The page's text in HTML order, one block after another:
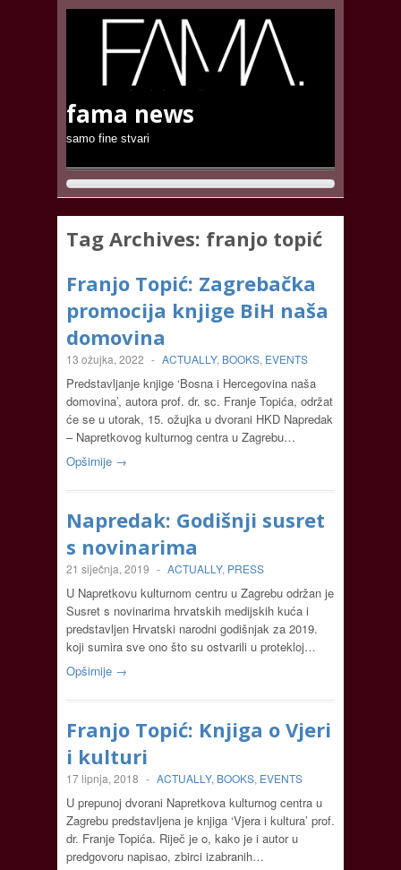
fama news
samo fine stvari
Tag Archives: franjo topić
Franjo Topić: Zagrebačka
promocija knjige BiH naša
domovina
13 ožujka, 2022 - ACTUALLY, BOOKS, EVENTS
Predstavljanje knjige ‘Bosna i Hercegovina naša
domovina’, autora prof. dr. sc. Franje Topića, održat
će se u utorak, 15. ožujka u dvorani HKD Napredak
– Napretkovog kulturnog centra u Zagrebu…
Opširnije →
Napredak: Godišnji susret
s novinarima
21 siječnja, 2019 - ACTUALLY, PRESS
U Napretkovu kulturnom centru u Zagrebu održan je
Susret s novinarima hrvatskih medijskih kuća i
predstavljen Hrvatski narodni godišnjak za 2019.
koji sumira sve ono što su ostvarili u protekloj…
Opširnije →
Franjo Topić: Knjiga o Vjeri
i kulturi
17 lipnja, 2018 - ACTUALLY, BOOKS, EVENTS
U prepunoj dvorani Napretkova kulturnog centra u
Zagrebu predstavljena je knjiga ‘Vjera i kultura’ prof.
dr. Franje Topića. Riječ je o, kako je i autor u
predgovoru napisao, zbirci izabranih…